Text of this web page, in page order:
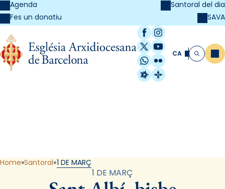
Agenda
Fes un donatiu
Santoral del dia
SAVA
Facebook
Instagram
X / Twitter
YouTube
WhatsApp
Flickr
Radio Estel
Catalunya
CA Cerca
Home Santoral 1 DE MARÇ
1 DE MARÇ